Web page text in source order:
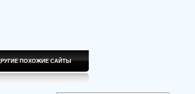
ПОХОЖИЕ САЙТЫ